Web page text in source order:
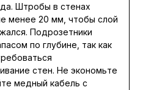
Штробы в стенах
менее 20 мм, чтобы слой
Подрозетники
по глубине, так как
стен. Не экономьте
медный кабель с